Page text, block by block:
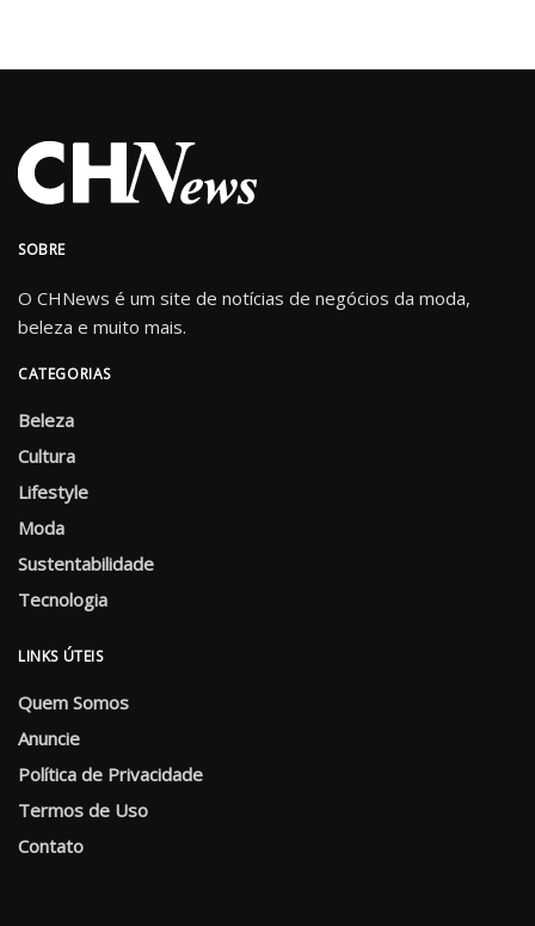
SOBRE
O CHNews é um site de notícias de negócios da moda,
beleza e muito mais.
CATEGORIAS
Beleza
Cultura
Lifestyle
Moda
Sustentabilidade
Tecnologia
LINKS ÚTEIS
Quem Somos
Anuncie
Política de Privacidade
Termos de Uso
Contato